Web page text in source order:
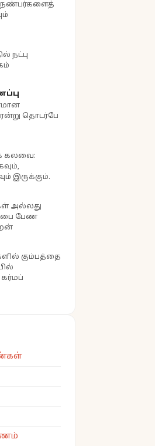
நண்பர்களைத்
நட்பு
தொடர்பே
கலவை:
இருக்கும்.
அல்லது
பேண
கும்பத்தை